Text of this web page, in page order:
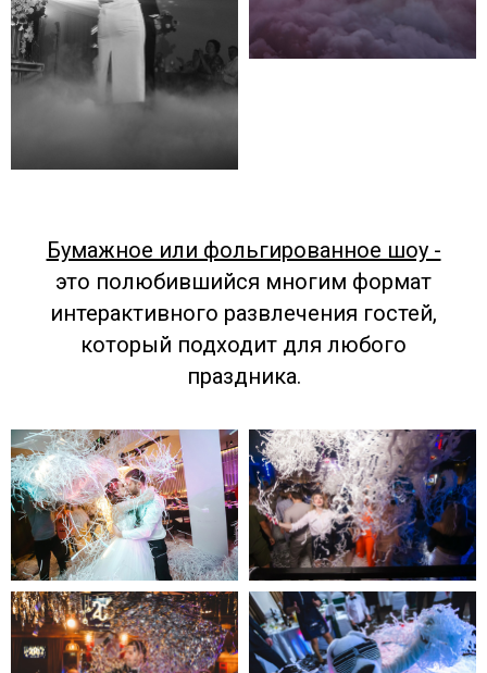
Бумажное или фольгированное шоу -
это полюбившийся многим формат
интерактивного развлечения гостей,
который подходит для любого
праздника.